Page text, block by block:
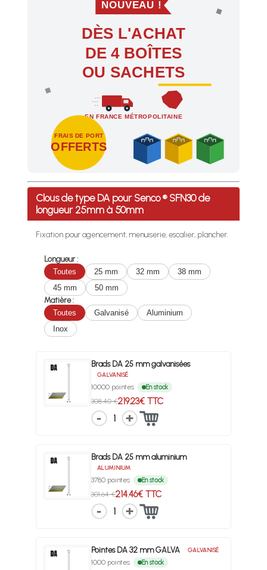
DÈS L'ACHAT
DE 4 BOÎTES
OU SACHETS
EN FRANCE MÉTROPOLITAINE
FRAIS DE PORT
OFFERTS
Profitez des Frais de port offerts en France
Clous de type DA pour Senco ® SFN30 de
longueur 25mm à 50mm
Fixation pour agencement, menuiserie, escalier, plancher.
Longueur :
Toutes
25 mm 32 mm
38 mm
45 mm
50 mm
Matière :
Toutes
Galvanisé
Aluminium
Inox
Brads DA 25 mm galvanisées
GALVANISÉ
10000 pointes En stock
308.40 €219.23€ TTC
1
Brads DA 25 mm aluminium
ALUMINIUM
3780 pointes En stock
301.64 €214.46€ TTC
1
Pointes DA 32 mm GALVA GALVANISÉ
1000 pointes En stock